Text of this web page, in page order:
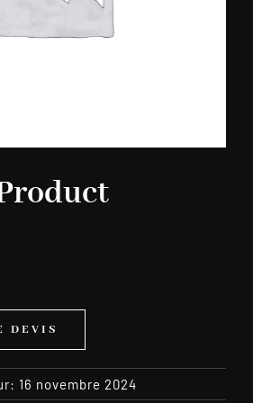
DEVIS
16 novembre 2024